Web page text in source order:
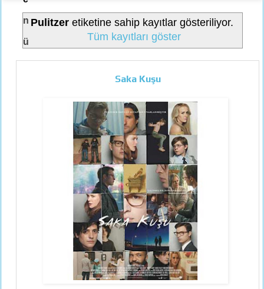
n
ü
Pulitzer etiketine sahip kayıtlar gösteriliyor.
Tüm kayıtları göster
Saka Kuşu